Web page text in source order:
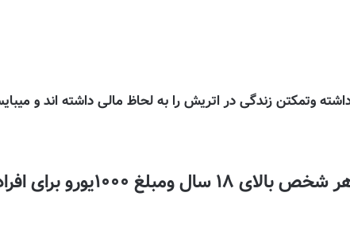
وتمکتن زندگی در اتریش را به لحاظ مالی داشته اند و